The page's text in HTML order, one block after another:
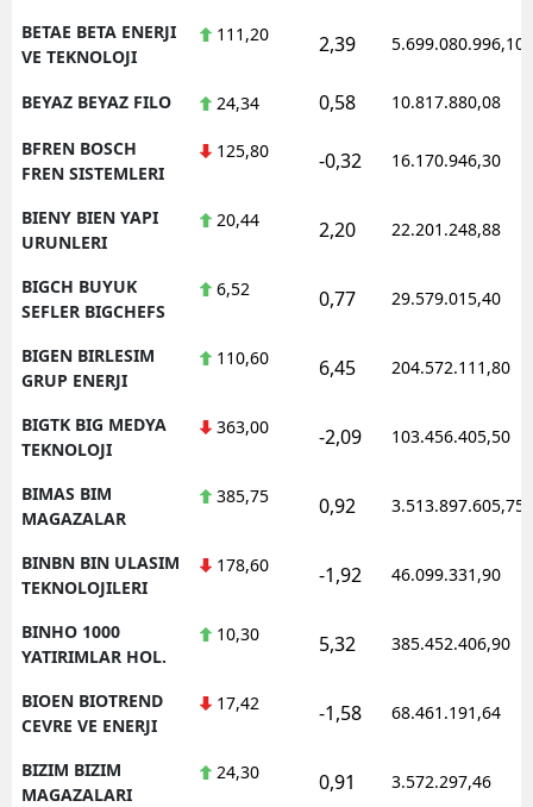
BETAE BETA ENERJI
VE TEKNOLOJI
111,20 2,39 5.699.080.996,10
BEYAZ BEYAZ FILO 24,34 0,58 10.817.880,08
BFREN BOSCH
FREN SISTEMLERI
125,80 -0,32 16.170.946,30
BIENY BIEN YAPI
URUNLERI
20,44 2,20 22.201.248,88
BIGCH BUYUK
SEFLER BIGCHEFS
6,52 0,77 29.579.015,40
BIGEN BIRLESIM
GRUP ENERJI
110,60 6,45 204.572.111,80
BIGTK BIG MEDYA
TEKNOLOJI
363,00 -2,09 103.456.405,50
BIMAS BIM
MAGAZALAR
385,75 0,92 3.513.897.605,75
BINBN BIN ULASIM
TEKNOLOJILERI
178,60 -1,92 46.099.331,90
BINHO 1000
YATIRIMLAR HOL.
10,30 5,32 385.452.406,90
BIOEN BIOTREND
CEVRE VE ENERJI
17,42 -1,58 68.461.191,64
BIZIM BIZIM
MAGAZALARI
24,30 0,91 3.572.297,46